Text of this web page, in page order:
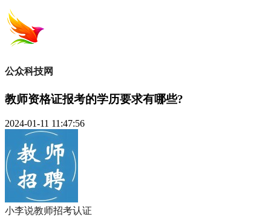
公众科技网
教师资格证报考的学历要求有哪些?
2024-01-11 11:47:56
小李说教师招考认证